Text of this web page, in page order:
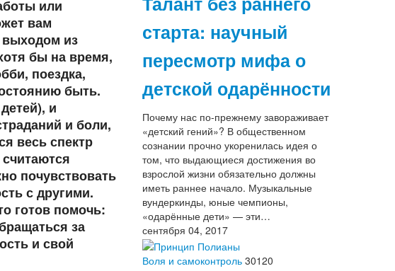
или
вам
из
бы на время,
поездка,
быть.
и
и боли,
весь спектр
почувствовать
с другими.
готов помочь:
за
и свой
старта: научный
пересмотр мифа о
детской одарённости
Почему нас по-прежнему завораживает
«детский гений»? В общественном
сознании прочно укоренилась идея о
том, что выдающиеся достижения во
взрослой жизни обязательно должны
иметь раннее начало. Музыкальные
вундеркинды, юные чемпионы,
«одарённые дети» — эти…
сентября 04, 2017
Воля и самоконтроль 30120